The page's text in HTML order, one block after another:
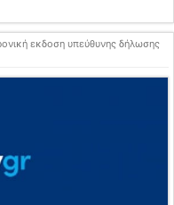
εκδοση υπεύθυνης δήλωσης